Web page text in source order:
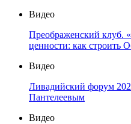
Видео
Преображенский клуб.
ценности: как строить
Видео
Ливадийский форум
Пантелеевым
Видео